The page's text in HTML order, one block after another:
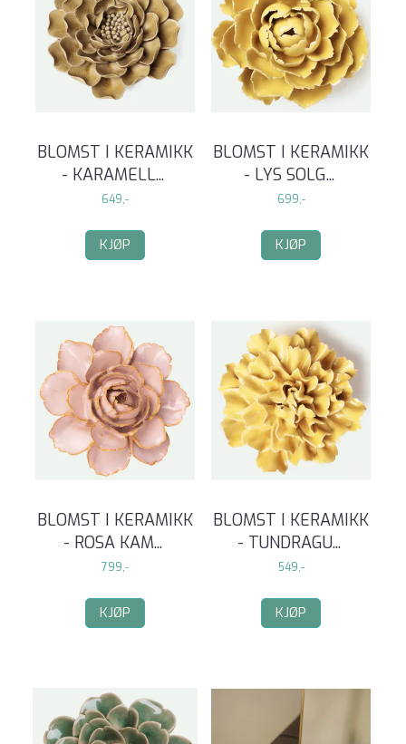
BLOMST I KERAMIKK
- KARAMELL...
649,-
KJØP
BLOMST I KERAMIKK
- LYS SOLG...
699,-
KJØP
BLOMST I KERAMIKK
- ROSA KAM...
799,-
KJØP
BLOMST I KERAMIKK
- TUNDRAGU...
549,-
KJØP